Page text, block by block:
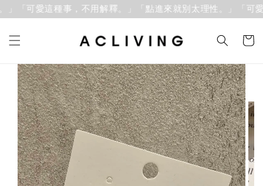
「可愛這種事，不用解釋。」 「點進來就別太理性。」「可愛